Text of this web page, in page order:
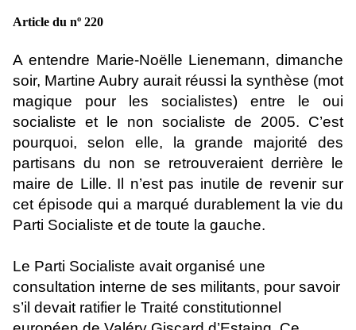
Article du nº 220
A entendre Marie-Noëlle Lienemann, dimanche
soir, Martine Aubry aurait réussi la synthèse (mot
magique pour les socialistes) entre le oui
socialiste et le non socialiste de 2005. C’est
pourquoi, selon elle, la grande majorité des
partisans du non se retrouveraient derrière le
maire de Lille. Il n’est pas inutile de revenir sur
cet épisode qui a marqué durablement la vie du
Parti Socialiste et de toute la gauche.
Le Parti Socialiste avait organisé une
consultation interne de ses militants, pour savoir
s’il devait ratifier le Traité constitutionnel